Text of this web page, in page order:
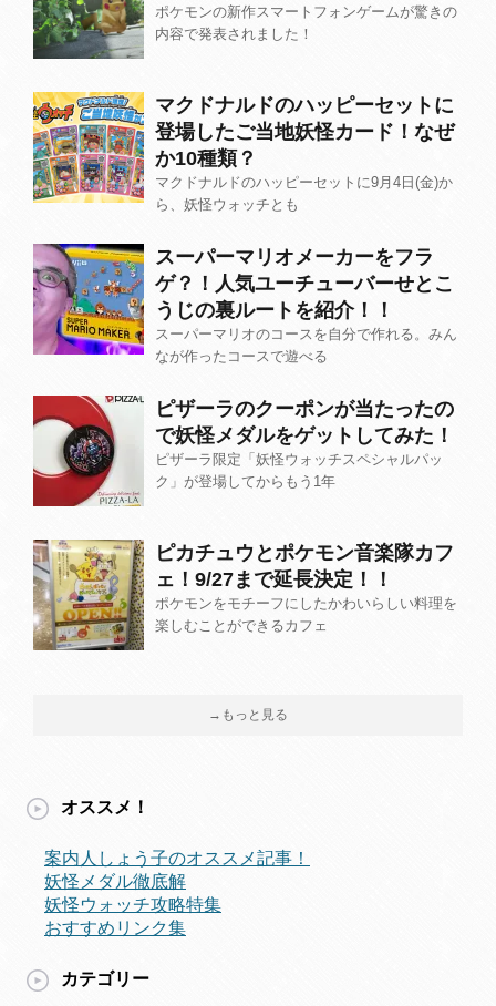
ポケモンの新作スマートフォンゲームが驚きの
内容で発表されました！
マクドナルドのハッピーセットに
登場したご当地妖怪カード！なぜ
か10種類？
マクドナルドのハッピーセットに9月4日(金)か
ら、妖怪ウォッチとも
スーパーマリオメーカーをフラ
ゲ？！人気ユーチューバーせとこ
うじの裏ルートを紹介！！
スーパーマリオのコースを自分で作れる。みん
なが作ったコースで遊べる
ピザーラのクーポンが当たったの
で妖怪メダルをゲットしてみた！
ピザーラ限定「妖怪ウォッチスペシャルパッ
ク」が登場してからもう1年
ピカチュウとポケモン音楽隊カフ
ェ！9/27まで延長決定！！
ポケモンをモチーフにしたかわいらしい料理を
楽しむことができるカフェ
→もっと見る
オススメ！
案内人しょう子のオススメ記事！
妖怪メダル徹底解
妖怪ウォッチ攻略特集
おすすめリンク集
カテゴリー